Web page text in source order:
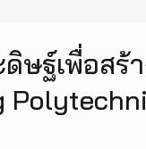
ษฐ์เพื่อสร้